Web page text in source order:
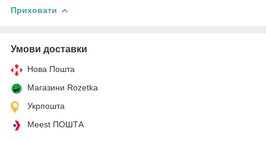
Приховати
Умови доставки
Нова Пошта
Магазини Rozetka
Укрпошта
Meest ПОШТА